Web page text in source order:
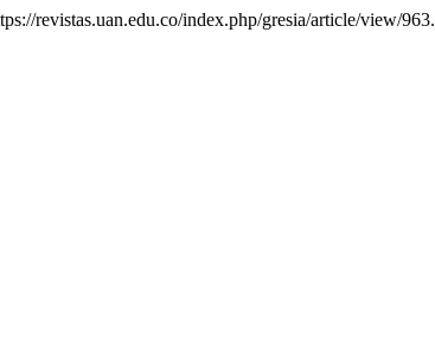
revistas.uan.edu.co/index.php/gresia/article/view/963.